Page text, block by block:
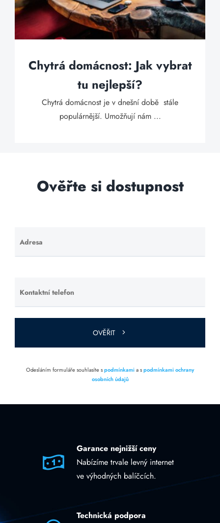
Chytrá domácnost: Jak vybrat
tu nejlepší?
Chytrá domácnost je v dnešní době stále
populárnější. Umožňují nám ...
Ověřte si dostupnost
Adresa
Ponechte
toto pole
Kontaktní telefon
Ponechte
toto pole
prázdné.
OVĚŘIT
Odesláním formuláře souhlasíte spodmínkamia spodmínkami ochrany
osobních údajů
Garance nejnižší ceny
Nabízíme trvale levný internet
ve výhodných balíčcích.
Technická podpora